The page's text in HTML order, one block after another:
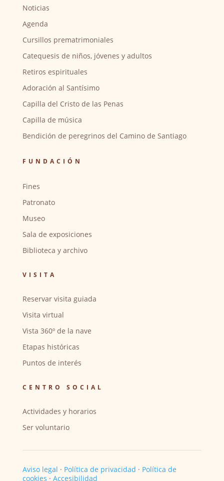
Noticias
Agenda
Cursillos prematrimoniales
Catequesis de niños, jóvenes y adultos
Retiros espirituales
Adoración al Santísimo
Capilla del Cristo de las Penas
Capilla de música
Bendición de peregrinos del Camino de Santiago
FUNDACIÓN
Fines
Patronato
Museo
Sala de exposiciones
Biblioteca y archivo
VISITA
Reservar visita guiada
Visita virtual
Vista 360º de la nave
Etapas históricas
Puntos de interés
CENTRO SOCIAL
Actividades y horarios
Ser voluntario
Aviso legal · Política de privacidad · Política de
cookies · Accesibilidad